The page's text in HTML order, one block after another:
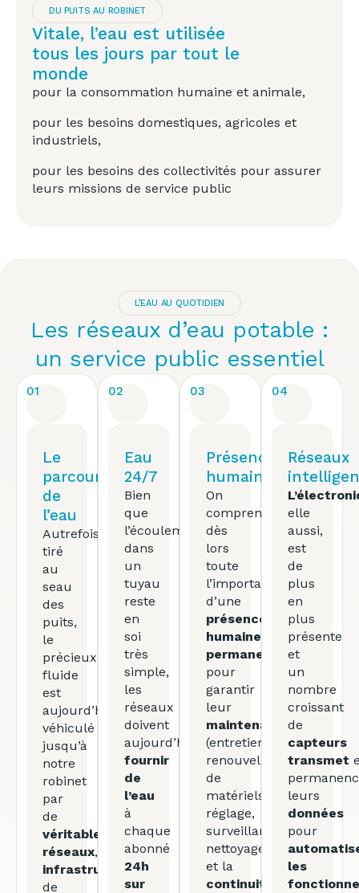
DU PUITS AU ROBINET
Vitale, l’eau est utilisée
tous les jours par tout le
monde
pour la consommation humaine et animale,
pour les besoins domestiques, agricoles et
industriels,
pour les besoins des collectivités pour assurer
leurs missions de service public
L’EAU AU QUOTIDIEN
Les réseaux d’eau potable :
un service public essentiel
01
Le
parcours
de
l’eau
Autrefois
tiré
au
seau
des
puits,
le
précieux
fluide
est
aujourd’hui
véhiculé
jusqu’à
notre
robinet
par
de
véritables
réseaux,
infrastructures
de
02
Eau
24/7
Bien
que
l’écoulement
dans
un
tuyau
reste
en
soi
très
simple,
les
réseaux
doivent
aujourd’hui
fournir
de
l’eau
à
chaque
abonné
24h
sur
03
Présence
humaine
On
comprend
dès
lors
toute
l’importance
d’une
présence
humaine
permanente
pour
garantir
leur
maintenance
(entretien,
renouvellement
de
matériels,
réglage,
surveillance,
nettoyage…)
et la
continuité
04
Réseaux
elle
aussi,
est
de
plus
en
plus
présente
et
un
nombre
croissant
de
capteurs
transmet
leurs
données
pour
les